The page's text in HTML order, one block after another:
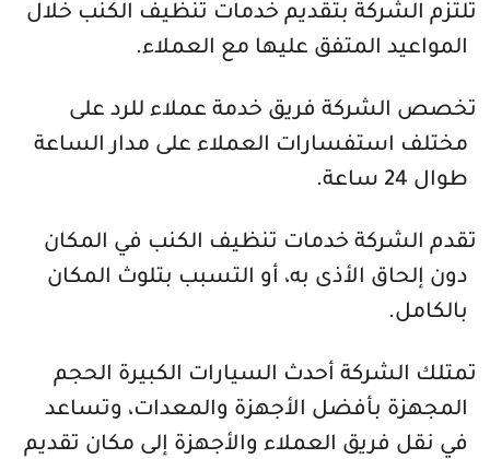
تلتزم الشركة بتقديم خدمات تنظيف الكنب خلال
المواعيد المتفق عليها مع العملاء.
تخصص الشركة فريق خدمة عملاء للرد على
مختلف استفسارات العملاء على مدار الساعة
طوال 24 ساعة.
تقدم الشركة خدمات تنظيف الكنب في المكان
دون إلحاق الأذى به، أو التسبب بتلوث المكان
بالكامل.
تمتلك الشركة أحدث السيارات الكبيرة الحجم
المجهزة بأفضل الأجهزة والمعدات، وتساعد
في نقل فريق العملاء والأجهزة إلى مكان تقديم